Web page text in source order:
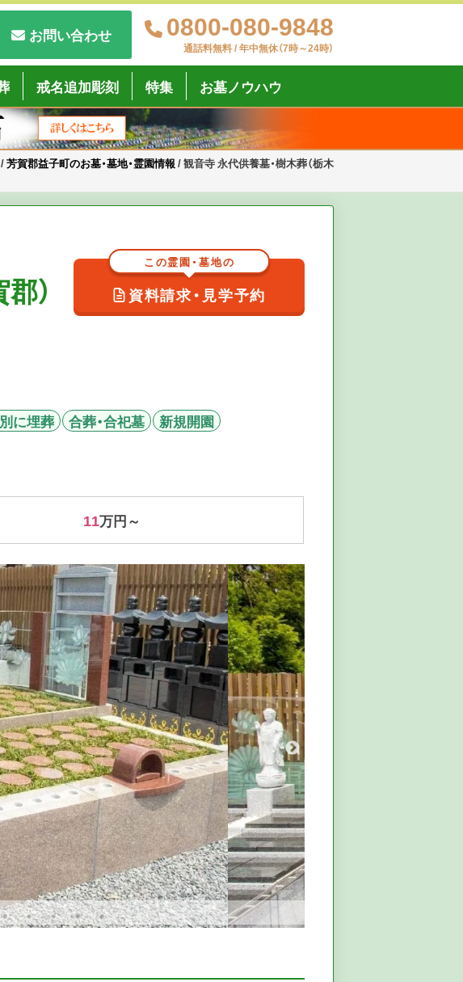
お問い合わせ 0800-080-9848
通話料無料 / 年中無休（7時～24時）
戒名追加彫刻 特集 お墓ノウハウ
/芳賀郡益子町のお墓・墓地・霊園情報 /観音寺 永代供養墓・樹木葬（栃木
）
この霊園・墓地の
資料請求・見学予約
に埋葬 合葬・合祀墓
新規開園
11万円～